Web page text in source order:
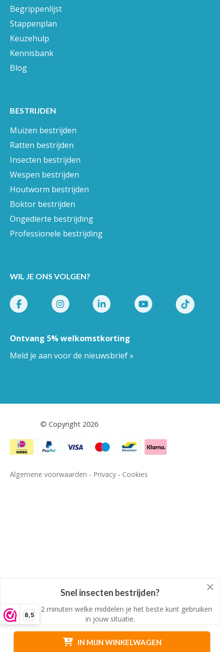
8,5
IN MIJN WINKELWAGEN
Begrippenlijst
Stappenplan
Keuzehulp
Kennisbank
Blog
BESTRIJDEN
Muizen bestrijden
Ratten bestrijden
Insecten bestrijden
Wespen bestrijden
Houtworm bestrijden
Boktor bestrijden
Ongedierte bestrijding
Professionele bestrijding
WIL JE ONS VOLGEN?
Ontvang 5% welkomstkorting
Meld je aan voor de nieuwsbrief »
© Copyright 2026
Algemene voorwaarden - Privacy - Cookies
Snel insecten bestrijden?
Ontdek in 2 minuten welke middelen je het beste kunt gebruiken
in jouw situatie.
DOE DE KEUZEHULP